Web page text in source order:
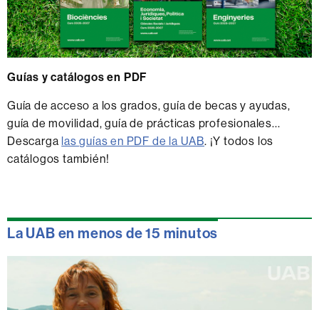
Guías y catálogos en PDF
Guía de acceso a los grados, guía de becas y ayudas,
guía de movilidad, guía de prácticas profesionales...
Descarga las guías en PDF de la UAB. ¡Y todos los
catálogos también!
La UAB en menos de 15 minutos